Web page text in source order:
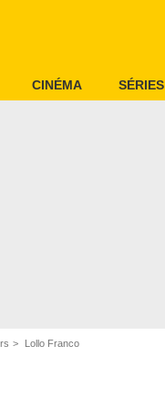
CINÉMA SÉRIES
Lollo Franco